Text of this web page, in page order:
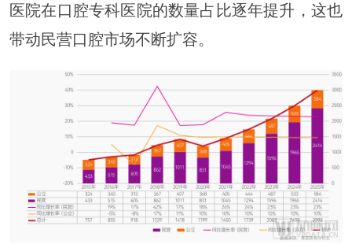
医院在口腔专科医院的数量占比逐年提升，这也
带动民营口腔市场不断扩容。